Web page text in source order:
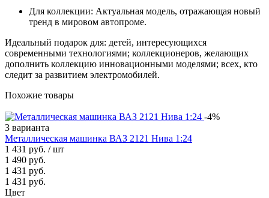
Для коллекции: Актуальная модель, отражающая новый
тренд в мировом автопроме.
Идеальный подарок для: детей, интересующихся
современными технологиями; коллекционеров, желающих
дополнить коллекцию инновационными моделями; всех, кто
следит за развитием электромобилей.
Похожие товары
-4%
3 варианта
Металлическая машинка ВАЗ 2121 Нива 1:24
1 431 руб. / шт
1 490 руб.
1 431 руб.
1 431 руб.
Цвет